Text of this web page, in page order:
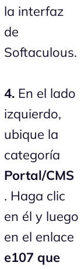
la interfaz
de
Softaculous.
4. En el lado
izquierdo,
ubique la
categoría
Portal/CMS
. Haga clic
en él y luego
en el enlace
e107 que